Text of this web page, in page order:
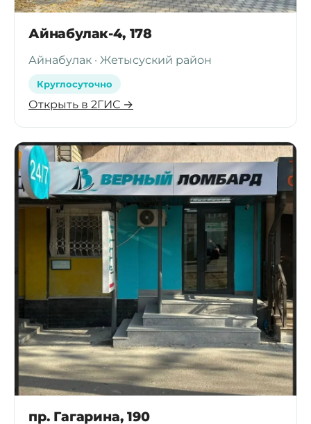
Айнабулак-4, 178
Айнабулак · Жетысуский район
Круглосуточно
Открыть в 2ГИС →
пр. Гагарина, 190